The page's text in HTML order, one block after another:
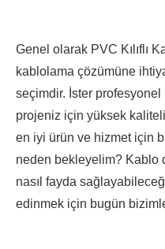
Genel olarak PVC Kılıflı
kablolama çözümüne
seçimdir. İster
projeniz için yüksek
en iyi ürün ve hizmet için
neden bekleyelim? Kablo
nasıl fayda
edinmek için bugün